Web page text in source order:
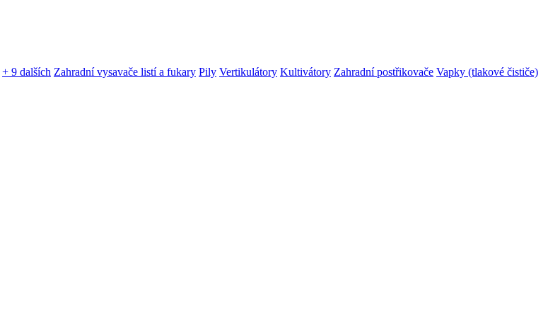
+ 9 dalších Zahradní vysavače listí a fukary Pily Vertikulátory Kultivátory Zahradní postřikovače Vapky (tlakové čističe)